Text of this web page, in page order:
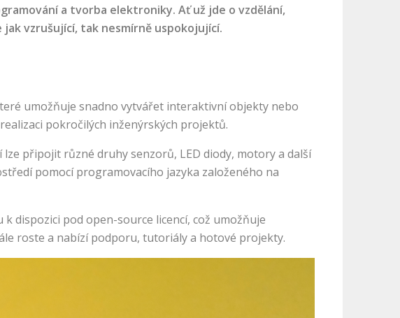
a tvorba elektroniky. Ať už jde o vzdělání,
vzrušující, tak nesmírně uspokojující.
umožňuje snadno vytvářet interaktivní objekty nebo
pokročilých inženýrských projektů.
připojit různé druhy senzorů, LED diody, motory a další
pomocí programovacího jazyka založeného na
dispozici pod open-source licencí, což umožňuje
roste a nabízí podporu, tutoriály a hotové projekty.